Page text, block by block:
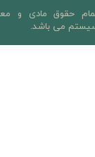
حقوق مادی و
می باشد.